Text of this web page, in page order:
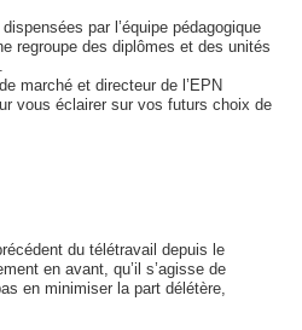
par l’équipe pédagogique
regroupe des diplômes et des unités
marché et directeur de l’EPN
vous éclairer sur vos futurs choix de
du télétravail depuis le
en avant, qu’il s’agisse de
en minimiser la part délétère,